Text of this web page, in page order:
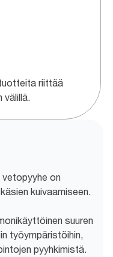
riittää
välillä.
on
kuivaamiseen.
suuren
työympäristöihin,
pyyhkimistä.